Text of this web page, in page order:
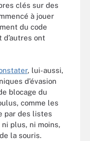
clés sur des
à jouer
du code
ont
, lui-aussi,
d’évasion
blocage du
comme les
par des listes
ni plus, ni moins,
la souris.